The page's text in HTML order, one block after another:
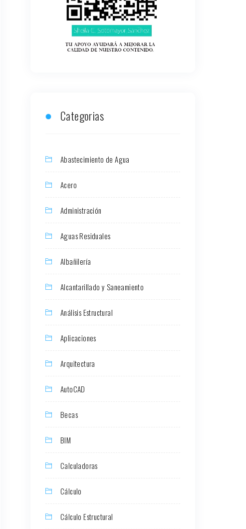
Categorias
Abastecimiento de Agua
Acero
Administración
Aguas Residuales
Albañilería
Alcantarillado y Saneamiento
Análisis Estructural
Aplicaciones
Arquitectura
AutoCAD
Becas
BIM
Calculadoras
Cálculo
Cálculo Estructural